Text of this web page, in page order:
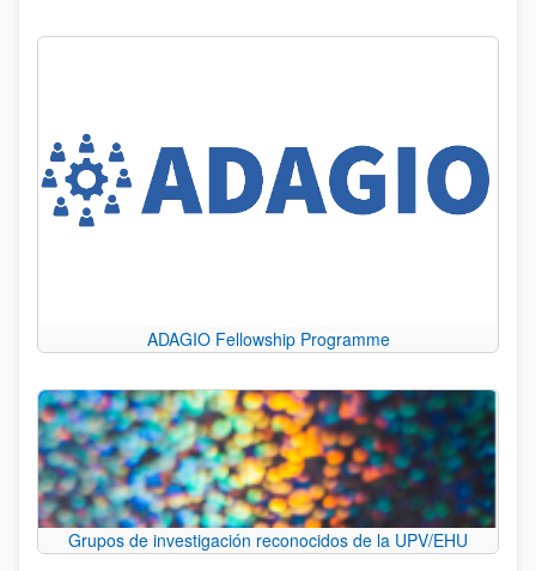
ADAGIO Fellowship Programme
Grupos de investigación reconocidos de la UPV/EHU